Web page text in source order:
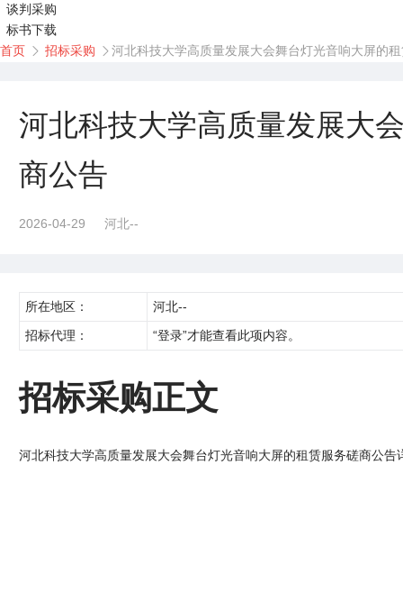
谈判采购
标书下载
首页  招标采购  河北科技大学高质量发展大会舞台灯光音响大屏的
河北科技大学高质量发展大
商公告
2026-04-29 河北--
所在地区：
河北--
招标代理：
“登录”才能查看此项内容。
招标采购正文
河北科技大学高质量发展大会舞台灯光音响大屏的租赁服务磋商公告